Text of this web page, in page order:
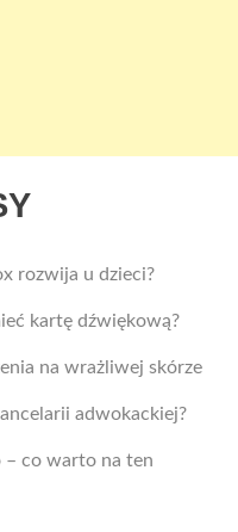
rozwija u dzieci?
kartę dźwiękową?
na wrażliwej skórze
adwokackiej?
co warto na ten